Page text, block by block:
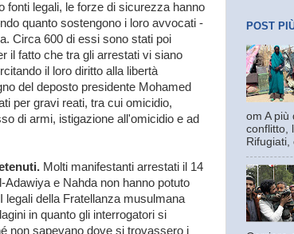
fonti legali, le forze di sicurezza hanno
quanto sostengono i loro avvocati -
Circa 600 di essi sono stati poi
il fatto che tra gli arrestati vi siano
il loro diritto alla libertà
del deposto presidente Mohamed
per gravi reati, tra cui omicidio,
di armi, istigazione all'omicidio e ad
Molti manifestanti arrestati il 14
e Nahda non hanno potuto
legali della Fratellanza musulmana
in quanto gli interrogatori si
non sapevano dove si trovassero i
POST
om A più
conflitto,